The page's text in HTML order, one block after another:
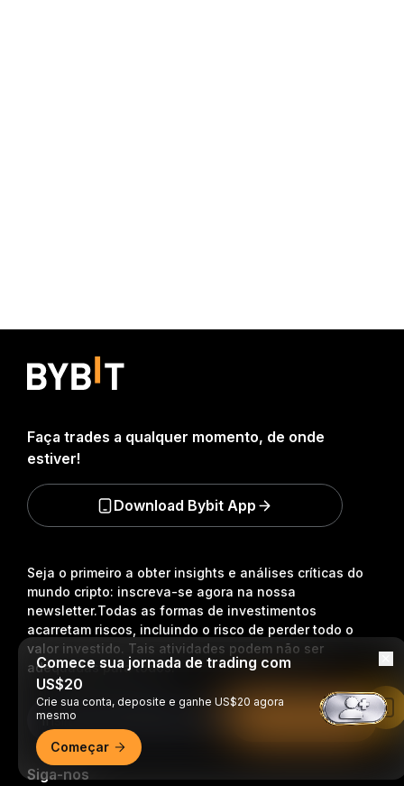
Seja o primeiro a obter insights e análises críticas do
mundo cripto: inscreva-se agora na nossa
newsletter.Todas as formas de investimentos
acarretam riscos, incluindo o risco de perder todo o
valor investido. Tais atividades podem não ser
adequadas para todos.
Inscrição
Siga-nos
Faça trades a qualquer momento, de onde
estiver!
Download Bybit App
Comece sua jornada de trading com
US$20
Crie sua conta, deposite e ganhe US$20 agora
mesmo
Começar
Leia no app da Bybit